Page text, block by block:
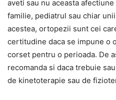
aveti sau nu aceasta
familie, pediatrul sau chiar
acestea, ortopezii sunt cei
certitudine daca se impune o
corset pentru o perioada. De
recomanda si daca trebuie
de kinetoterapie sau de